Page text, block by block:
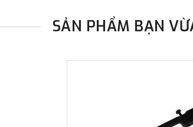
SẢN PHẨM BẠN